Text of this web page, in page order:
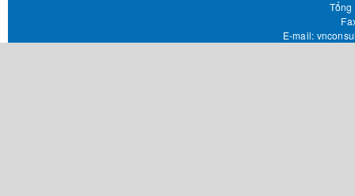
E-mail: